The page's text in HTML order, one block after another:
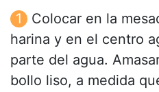
Colocar en la
harina y en el centro
parte del agua.
bollo liso, a medida